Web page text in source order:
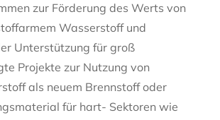
zur Förderung des Werts von
Wasserstoff und
Unterstützung für groß
Projekte zur Nutzung von
als neuem Brennstoff oder
für hart- Sektoren wie